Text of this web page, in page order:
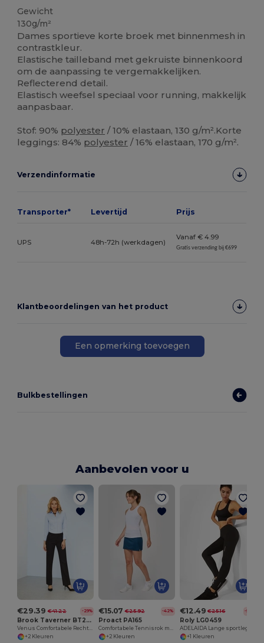
Gewicht
130g/m²
Dames sportieve korte broek met binnenmesh in
contrastkleur.
Elastische tailleband met gekruiste binnenkoord
om de aanpassing te vergemakkelijken.
Reflecterend detail.
Elastisch weefsel speciaal voor running, makkelijk
aanpasbaar.
Stof: 90% polyester / 10% elastaan, 130 g/m².Korte
leggings: 84% polyester / 16% elastaan, 170 g/m².
Verzendinformatie
Transporter* Levertijd Prijs
UPS 48h-72h (werkdagen)
Vanaf € 4.99
Gratis verzending bij €699
Klantbeoordelingen van het product
Een opmerking toevoegen
Bulkbestellingen
Aanbevolen voor u
€29.39 €41.22 -29%
Brook Taverner BT2256
+2 Kleuren
€15.07 €25.92 -42%
Proact PA165
+2 Kleuren
€12.49 €25.16 -50%
Roly LG0459
+1 Kleuren